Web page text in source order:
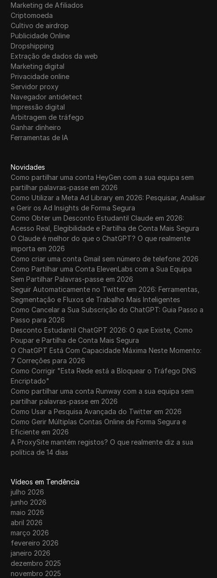
Marketing de Afiliados
Criptomoeda
Cultivo de airdrop
Publicidade Online
Dropshipping
Extração de dados da web
Marketing digital
Privacidade online
Servidor proxy
Navegador antidetect
Impressão digital
Arbitragem de tráfego
Ganhar dinheiro
Ferramentas de IA
Novidades
Como partilhar uma conta HeyGen com a sua equipa sem
partilhar palavras-passe em 2026
Como Utilizar a Meta Ad Library em 2026: Pesquisar, Analisar
e Gerir os Ad Insights de Forma Segura
Como Obter um Desconto Estudantil Claude em 2026:
Acesso Real, Elegibilidade e Partilha de Conta Mais Segura
O Claude é melhor do que o ChatGPT? O que realmente
importa em 2026
Como criar uma conta Gmail sem número de telefone 2026
Como Partilhar uma Conta ElevenLabs com a Sua Equipa
Sem Partilhar Palavras-passe em 2026
Seguir Automaticamente no Twitter em 2026: Ferramentas,
Segmentação e Fluxos de Trabalho Mais Inteligentes
Como Cancelar a Sua Subscrição do ChatGPT: Guia Passo a
Passo para 2026
Desconto Estudantil ChatGPT 2026: O que Existe, Como
Poupar e Partilha de Conta Mais Segura
O ChatGPT Está Com Capacidade Máxima Neste Momento:
7 Correções para 2026
Como Corrigir "Esta Rede está a Bloquear o Tráfego DNS
Encriptado"
Como partilhar uma conta Runway com a sua equipa sem
partilhar palavras-passe em 2026
Como Usar a Pesquisa Avançada do Twitter em 2026
Como Gerir Múltiplas Contas Online de Forma Segura e
Eficiente em 2026
A ProxySite mantém registos? O que realmente diz a sua
política de 14 dias
Vídeos em Tendência
julho 2026
junho 2026
maio 2026
abril 2026
março 2026
fevereiro 2026
janeiro 2026
dezembro 2025
novembro 2025